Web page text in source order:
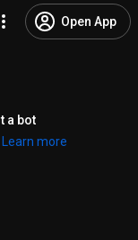
Open App
a bot
Learn more